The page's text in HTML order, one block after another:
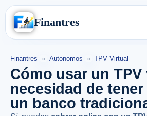
Finantres
Finantres » Autonomos » TPV Virtual
Cómo usar un
necesidad de
un banco